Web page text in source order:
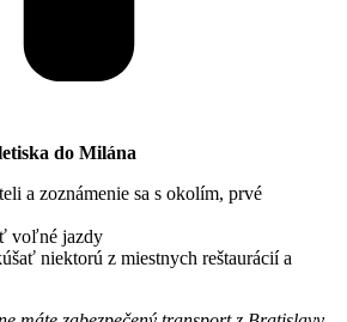
do Milána
a zoznámenie sa s okolím, prvé
voľné jazdy
niektorú z miestnych reštaurácií a